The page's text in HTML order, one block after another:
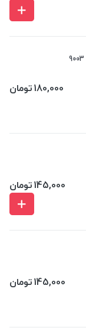
180,000تومان
145,000تومان
145,000تومان